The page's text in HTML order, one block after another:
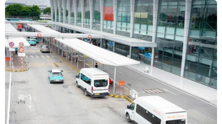
02/08/2026 00:22
Iran cảnh báo các nước hỗ trợ Mỹ có
thể bị cuốn vào xung đột
01/08/2026 14:14
Xung đột Hamas-Israel: Phản ứng